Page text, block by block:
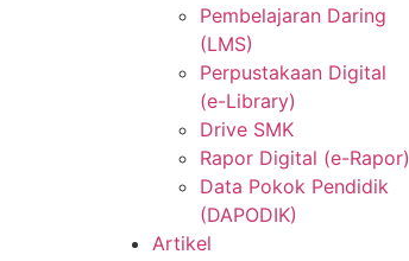
Pembelajaran Daring
(LMS)
Perpustakaan Digital
(e-Library)
Drive SMK
Rapor Digital (e-Rapor)
Data Pokok Pendidik
(DAPODIK)
Artikel